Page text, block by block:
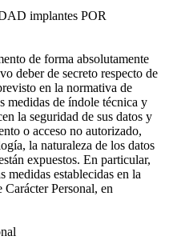
implantes POR
de forma absolutamente
deber de secreto respecto de
en la normativa de
medidas de índole técnica y
la seguridad de sus datos y
o acceso no autorizado,
la naturaleza de los datos
expuestos. En particular,
medidas establecidas en la
Personal, en